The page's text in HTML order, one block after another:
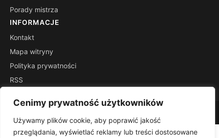
Cenimy prywatność użytkowników
Używamy plików cookie, aby poprawić jakość
przeglądania, wyświetlać reklamy lub treści dostosowane
Porady mistrza
INFORMACJE
Kontakt
Mapa witryny
Polityka prywatności
RSS